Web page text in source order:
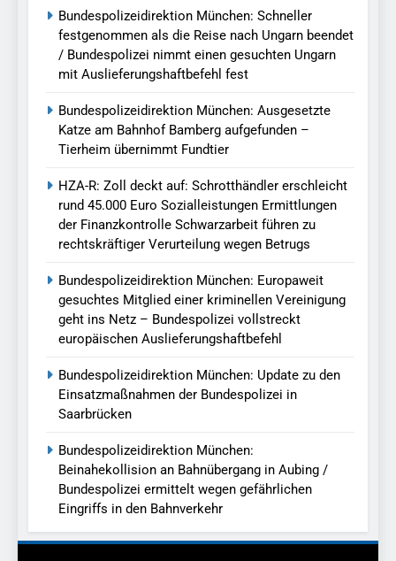
Bundespolizeidirektion München: Schneller
festgenommen als die Reise nach Ungarn beendet
/ Bundespolizei nimmt einen gesuchten Ungarn
mit Auslieferungshaftbefehl fest
Bundespolizeidirektion München: Ausgesetzte
Katze am Bahnhof Bamberg aufgefunden –
Tierheim übernimmt Fundtier
HZA-R: Zoll deckt auf: Schrotthändler erschleicht
rund 45.000 Euro Sozialleistungen Ermittlungen
der Finanzkontrolle Schwarzarbeit führen zu
rechtskräftiger Verurteilung wegen Betrugs
Bundespolizeidirektion München: Europaweit
gesuchtes Mitglied einer kriminellen Vereinigung
geht ins Netz – Bundespolizei vollstreckt
europäischen Auslieferungshaftbefehl
Bundespolizeidirektion München: Update zu den
Einsatzmaßnahmen der Bundespolizei in
Saarbrücken
Bundespolizeidirektion München:
Beinahekollision an Bahnübergang in Aubing /
Bundespolizei ermittelt wegen gefährlichen
Eingriffs in den Bahnverkehr